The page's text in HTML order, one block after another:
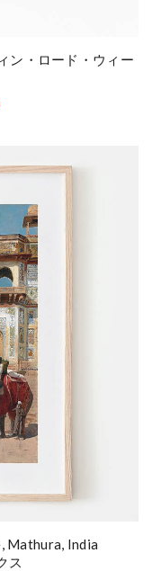
ン・ロード・ウィー
Mathura, India
ス